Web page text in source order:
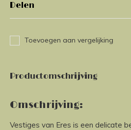
Delen
Toevoegen aan vergelijking
Productomschrijving
Omschrijving:
Vestiges van Eres is een delicate